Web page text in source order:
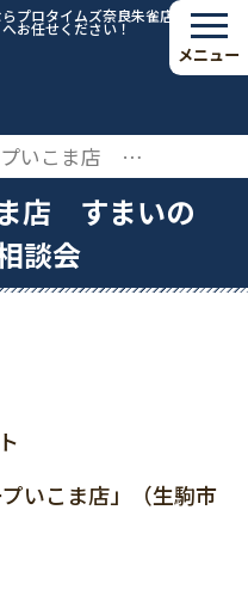
プロタイムズ奈良朱雀店・生駒
お任せください！
メニュー
11/30 コープいこま店 すまいの「無料」相談会
店 すまいの
談会
いこま店」（生駒市